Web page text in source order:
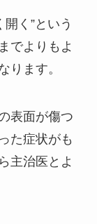
く”という
でよりもよ
ります。
表面が傷つ
た症状がも
主治医とよ